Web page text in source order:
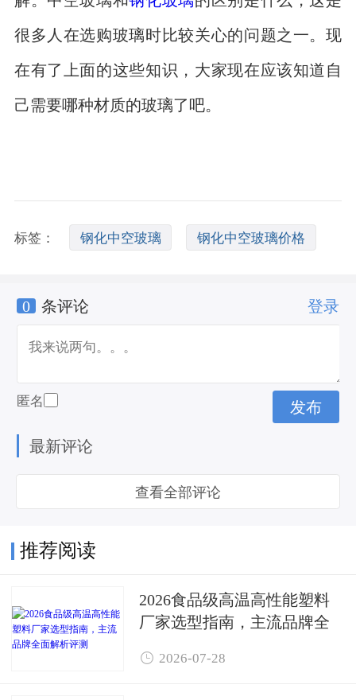
很多人在选购玻璃时比较关心的问题之一。现
在有了上面的这些知识，大家现在应该知道自
己需要哪种材质的玻璃了吧。
标签： 钢化中空玻璃 钢化中空玻璃价格
中空玻璃是钢化玻璃吗
0 条评论 登录
匿名
最新评论
查看全部评论
推荐阅读
2026食品级高温高性能塑料
厂家选型指南，主流品牌全
 2026-07-28